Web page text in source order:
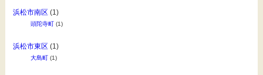
浜松市南区 (1)
頭陀寺町(1)
浜松市東区 (1)
大島町(1)